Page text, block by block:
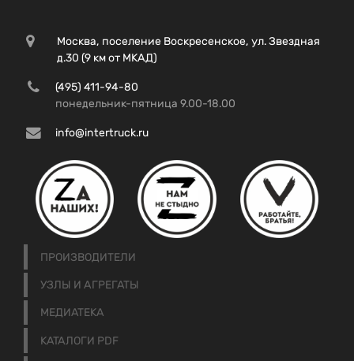
Москва, поселение Воскресенское, ул. Звездная
д.30 (9 км от МКАД)
(495) 411-94-80
понедельник-пятница 9.00-18.00
info@intertruck.ru
ПРОИЗВОДИТЕЛИ
УЗЛЫ И АГРЕГАТЫ
МЕДИАТЕКА
КАТАЛОГИ PDF